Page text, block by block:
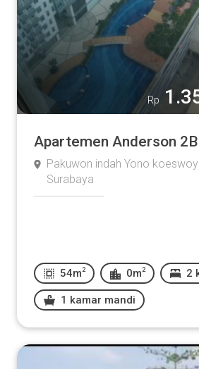
Rp
Apartemen Anderson
Pakuwon indah Yono
Surabaya
54m 2 0m 2 2
1 kamar mandi